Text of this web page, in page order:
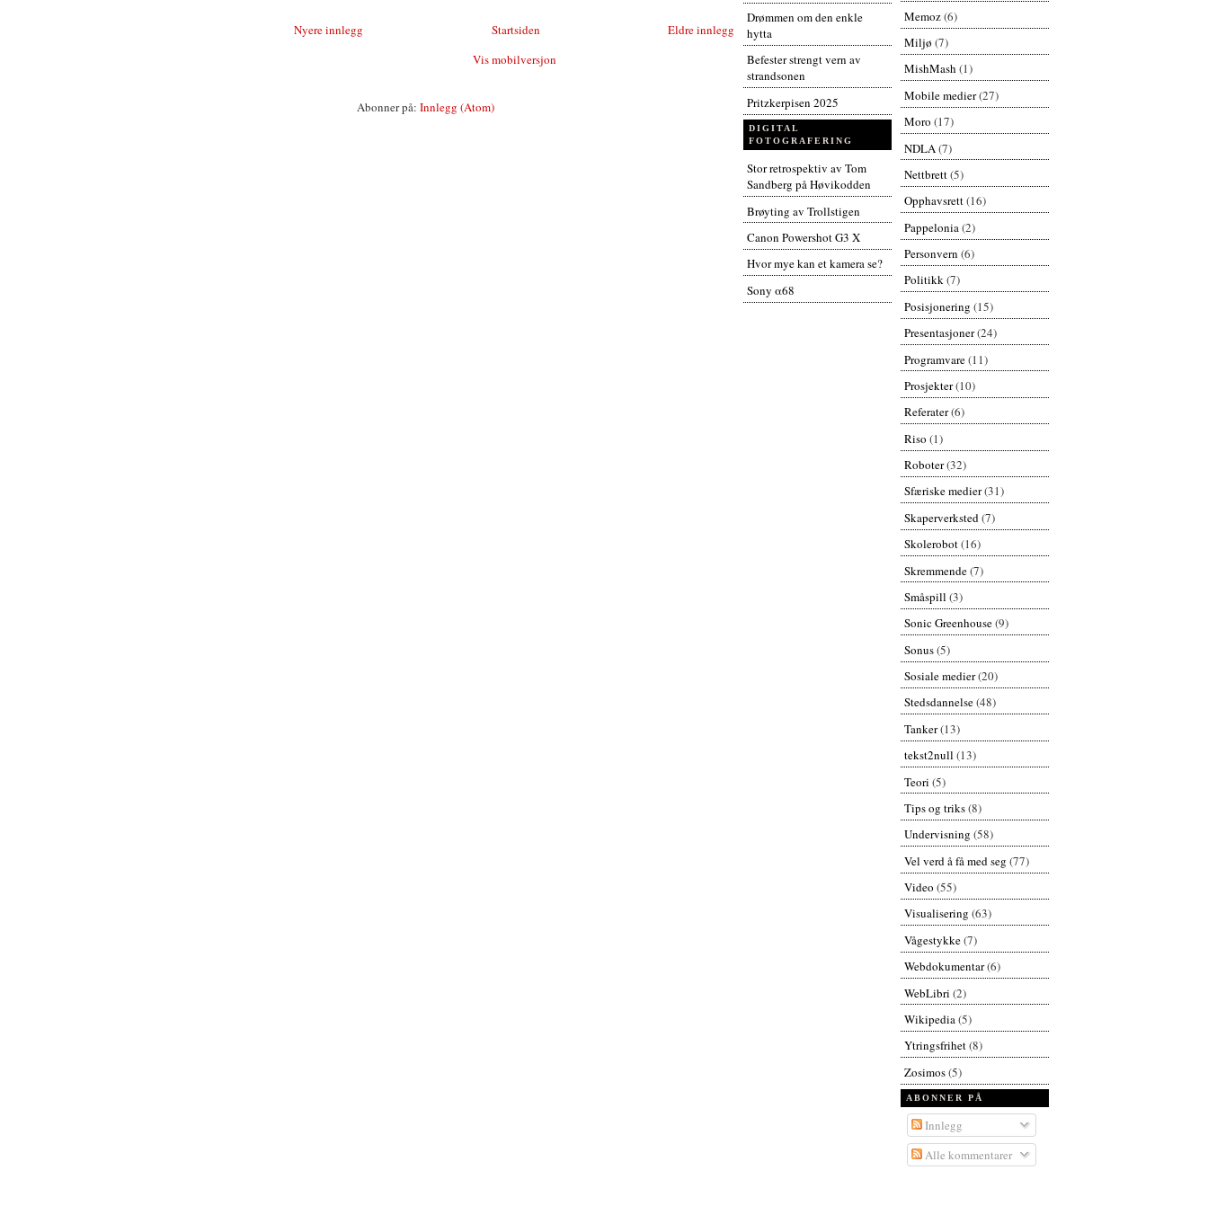
Nyere innlegg Eldre innlegg
Startsiden
Vis mobilversjon
Abonner på: Innlegg (Atom)
Drømmen om den enkle
hytta
Befester strengt vern av
strandsonen
Pritzkerpisen 2025
DIGITAL
FOTOGRAFERING
Stor retrospektiv av Tom
Sandberg på Høvikodden
Brøyting av Trollstigen
Canon Powershot G3 X
Hvor mye kan et kamera se?
Sony α68
Memoz(6)
Miljø (7)
MishMash (1)
Mobile medier(27)
Moro (17)
NDLA (7)
Nettbrett(5)
Opphavsrett(16)
Pappelonia(2)
Personvern (6)
Politikk(7)
Posisjonering (15)
Presentasjoner(24)
Programvare(11)
Prosjekter(10)
Referater(6)
Riso (1)
Roboter(32)
Sfæriske medier(31)
Skaperverksted(7)
Skolerobot(16)
Skremmende(7)
Småspill (3)
Sonic Greenhouse(9)
Sonus(5)
Sosiale medier(20)
Stedsdannelse(48)
Tanker(13)
tekst2null (13)
Teori (5)
Tips og triks(8)
Undervisning (58)
Vel verd å få med seg (77)
Video (55)
Visualisering (63)
Vågestykke(7)
Webdokumentar(6)
WebLibri (2)
Wikipedia(5)
Ytringsfrihet(8)
Zosimos(5)
ABONNER PÅ
Innlegg
Alle kommentarer